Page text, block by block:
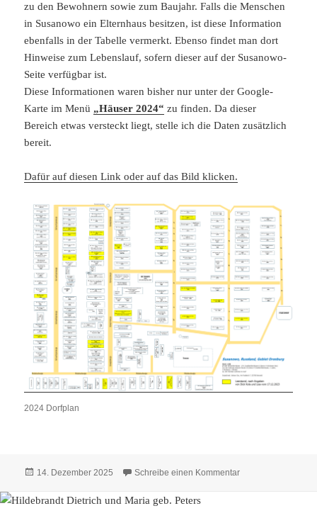
zu den Bewohnern sowie zum Baujahr. Falls die Menschen
in Susanowo ein Elternhaus besitzen, ist diese Information
ebenfalls in der Tabelle vermerkt. Ebenso findet man dort
Hinweise zum Lebenslauf, sofern dieser auf der Susanowo-
Seite verfügbar ist.
Diese Informationen waren bisher nur unter der Google-
Karte im Menü „Häuser 2024“ zu finden. Da dieser
Bereich etwas versteckt liegt, stelle ich die Daten zusätzlich
bereit.
Dafür auf diesen Link oder auf das Bild klicken.
2024 Dorfplan
Veröffentlicht
14. Dezember 2025 Schreibe einen Kommentarzu Häuser 2024 –